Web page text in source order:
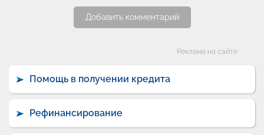
Добавить комментарий
Реклама на сайте
Помощь в получении кредита
Рефинансирование